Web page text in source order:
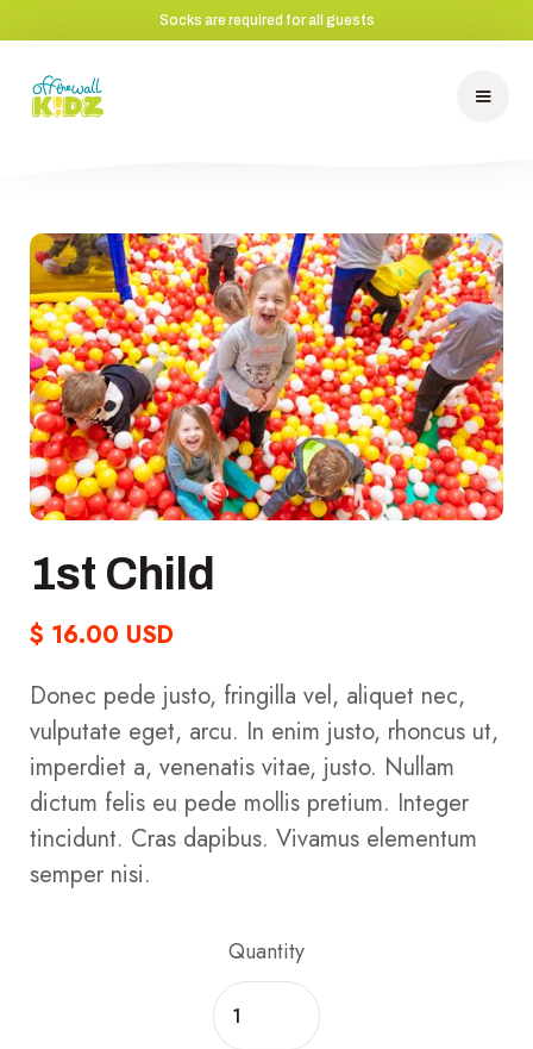
Socks are required for all guests
1st Child
$ 16.00 USD
Donec pede justo, fringilla vel, aliquet nec,
vulputate eget, arcu. In enim justo, rhoncus ut,
imperdiet a, venenatis vitae, justo. Nullam
dictum felis eu pede mollis pretium. Integer
tincidunt. Cras dapibus. Vivamus elementum
semper nisi.
Quantity